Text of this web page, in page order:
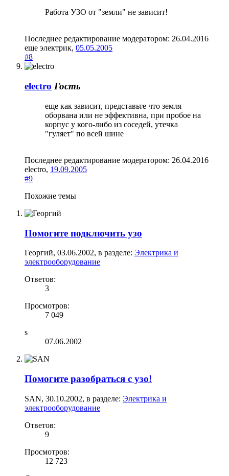
Работа УЗО от "земли" не зависит!
Последнее редактирование модератором: 26.04.2016
еще электрик, 05.05.2005
#8
electro Гость
еще как зависит, представьте что земля
оборвана или не эффективна, при пробое на
корпус у кого-либо из соседей, утечка
"гуляет" по всей шине
Последнее редактирование модератором: 26.04.2016
electro, 19.09.2005
#9
Похожие темы
Помогите подключить узо
Георгий, 03.06.2002, в разделе: Электрика и
электрооборудование
Ответов:
3
Просмотров:
7 049
s
07.06.2002
Помогите разобраться с узо!
SAN, 30.10.2002, в разделе: Электрика и
электрооборудование
Ответов:
9
Просмотров:
12 723